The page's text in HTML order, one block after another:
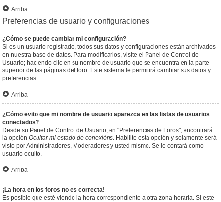
Arriba
Preferencias de usuario y configuraciones
¿Cómo se puede cambiar mi configuración?
Si es un usuario registrado, todos sus datos y configuraciones están archivados
en nuestra base de datos. Para modificarlos, visite el Panel de Control de
Usuario; haciendo clic en su nombre de usuario que se encuentra en la parte
superior de las páginas del foro. Este sistema le permitirá cambiar sus datos y
preferencias.
Arriba
¿Cómo evito que mi nombre de usuario aparezca en las listas de usuarios
conectados?
Desde su Panel de Control de Usuario, en "Preferencias de Foros", encontrará
la opción Ocultar mi estado de conexións. Habilite esta opción y solamente será
visto por Administradores, Moderadores y usted mismo. Se le contará como
usuario oculto.
Arriba
¡La hora en los foros no es correcta!
Es posible que esté viendo la hora correspondiente a otra zona horaria. Si este